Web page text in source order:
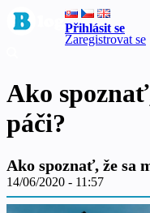
Přihlásit se
Zaregistrovat se
Ako
páči?
Ako spoznať, že sa
14/06/2020 - 11:57